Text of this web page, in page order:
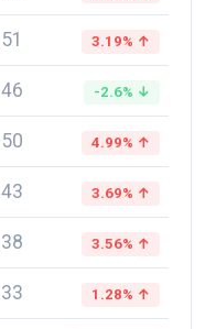
3.19% ↑
-2.6% ↓
4.99% ↑
3.69% ↑
3.56% ↑
1.28% ↑